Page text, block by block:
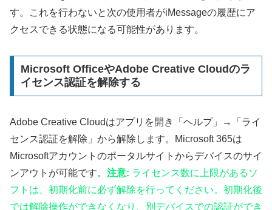
す。これを行わないと次の使用者がiMessageの履歴にア
クセスできる状態になる可能性があります。
Microsoft OfficeやAdobe Creative Cloudのラ
イセンス認証を解除する
Adobe Creative Cloudはアプリを開き「ヘルプ」→「ライ
センス認証を解除」から解除します。Microsoft 365は
Microsoftアカウントのポータルサイトからデバイスのサイ
ンアウトが可能です。 注意: ライセンス数に上限があるソ
フトは、初期化前に必ず解除を行ってください。初期化後
では解除操作ができなくなり、別デバイスでの認証ができ